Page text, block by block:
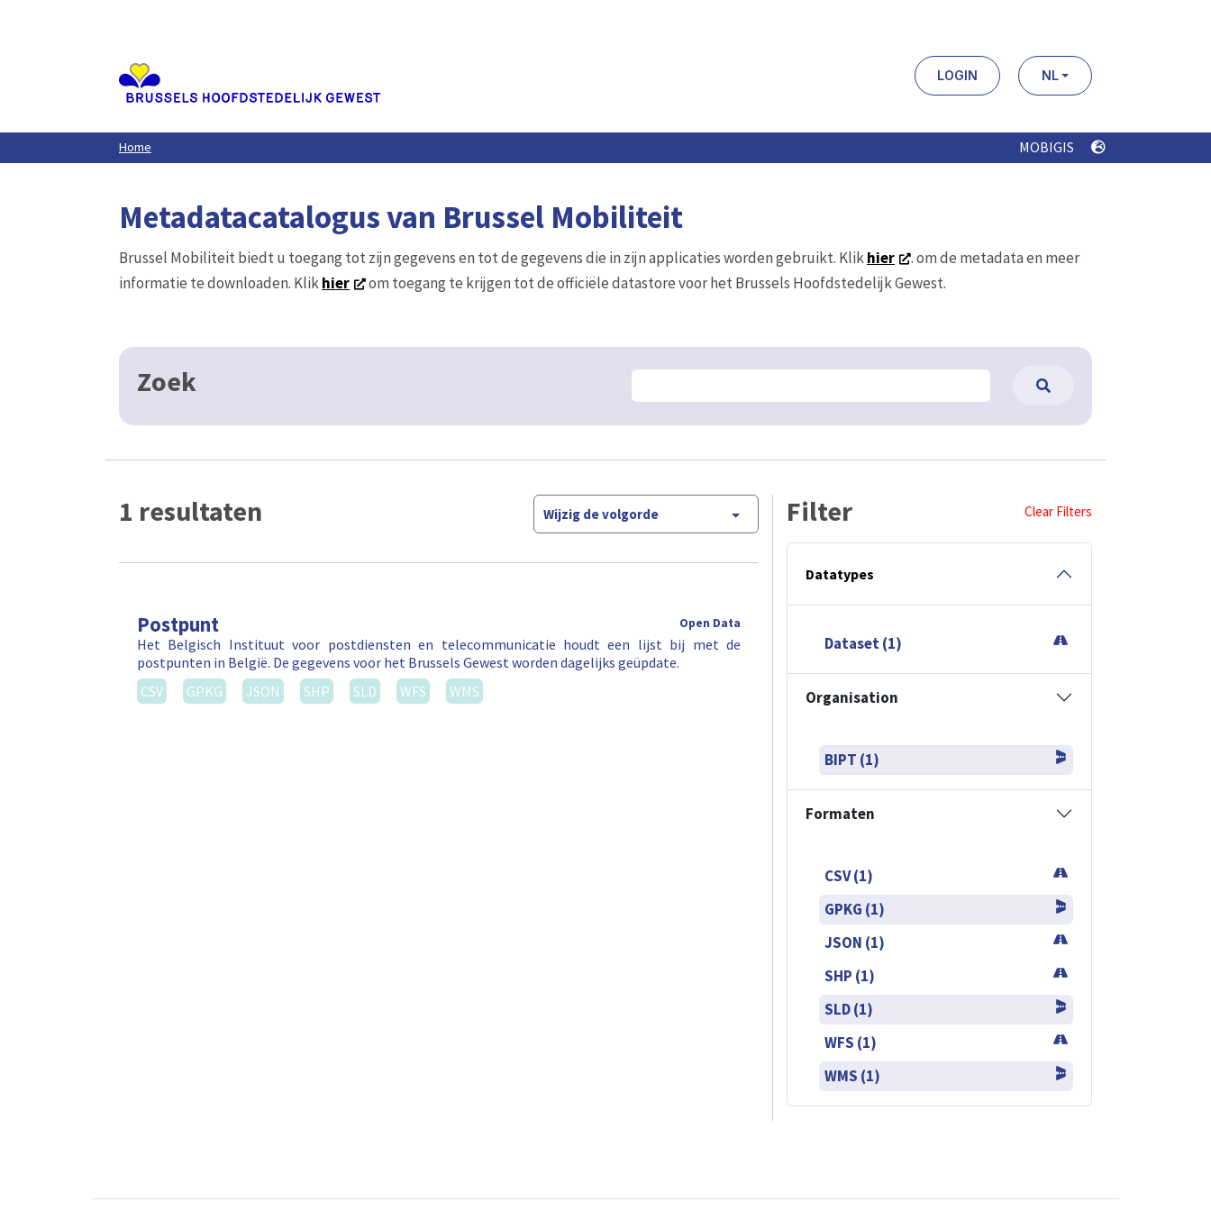
LOGIN NL
Home MOBIGIS
Metadatacatalogus van Brussel Mobiliteit
Brussel Mobiliteit biedt u toegang tot zijn gegevens en tot de gegevens die in zijn applicaties worden gebruikt. Klikhier
. om de metadata en meer
informatie te downloaden. Klikhier om toegang te krijgen tot de officiële datastore voor het Brussels Hoofdstedelijk Gewest.
Zoek
1 resultaten Wijzig de volgorde
Postpunt Open Data
Het Belgisch Instituut voor postdiensten en telecommunicatie houdt een lijst bij met de
postpunten in België. De gegevens voor het Brussels Gewest worden dagelijks geüpdate.
CSV
GPKG JSON SHP SLD WFS WMS
Filter Clear Filters
Datatypes
Dataset (1)
Organisation
BIPT (1)
Formaten
CSV (1)
GPKG (1)
JSON (1)
SHP (1)
SLD (1)
WFS (1)
WMS (1)